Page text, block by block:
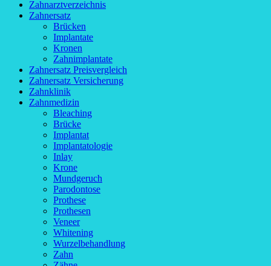
Zahnarztverzeichnis
Zahnersatz
Brücken
Implantate
Kronen
Zahnimplantate
Zahnersatz Preisvergleich
Zahnersatz Versicherung
Zahnklinik
Zahnmedizin
Bleaching
Brücke
Implantat
Implantatologie
Inlay
Krone
Mundgeruch
Parodontose
Prothese
Prothesen
Veneer
Whitening
Wurzelbehandlung
Zahn